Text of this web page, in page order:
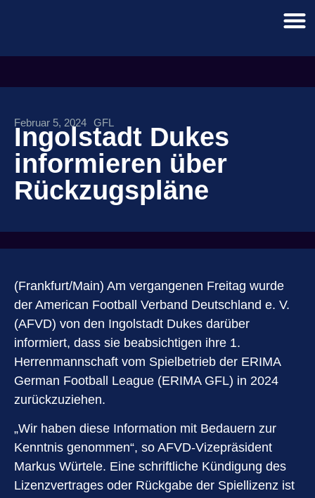
Februar 5, 2024 GFL
Ingolstadt Dukes
informieren über
Rückzugspläne
(Frankfurt/Main) Am vergangenen Freitag wurde
der American Football Verband Deutschland e. V.
(AFVD) von den Ingolstadt Dukes darüber
informiert, dass sie beabsichtigen ihre 1.
Herrenmannschaft vom Spielbetrieb der ERIMA
German Football League (ERIMA GFL) in 2024
zurückzuziehen.
„Wir haben diese Information mit Bedauern zur
Kenntnis genommen“, so AFVD-Vizepräsident
Markus Würtele. Eine schriftliche Kündigung des
Lizenzvertrages oder Rückgabe der Spiellizenz ist